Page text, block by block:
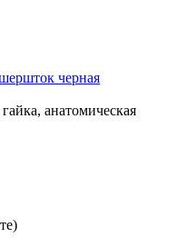
черная
анатомическая